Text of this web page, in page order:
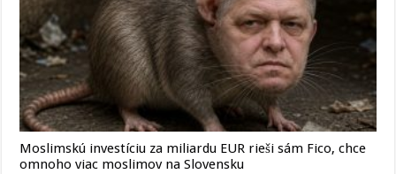
Moslimskú investíciu za miliardu EUR rieši sám Fico, chce
omnoho viac moslimov na Slovensku